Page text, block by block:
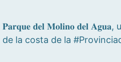
𝐏𝐚𝐫𝐪𝐮𝐞 𝐝𝐞𝐥 𝐌𝐨𝐥𝐢𝐧𝐨 𝐝𝐞𝐥
de la costa de la